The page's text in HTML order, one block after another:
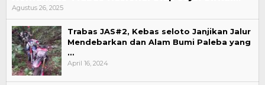
Agustus 26, 2025
Trabas JAS#2, Kebas seloto Janjikan Jalur
Mendebarkan dan Alam Bumi Paleba yang
…
April 16, 2024